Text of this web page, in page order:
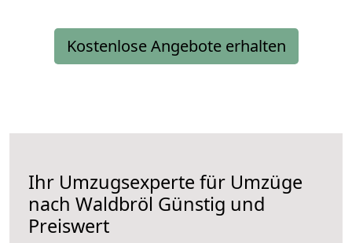
Kostenlose Angebote erhalten
Ihr Umzugsexperte für Umzüge
nach Waldbröl Günstig und
Preiswert